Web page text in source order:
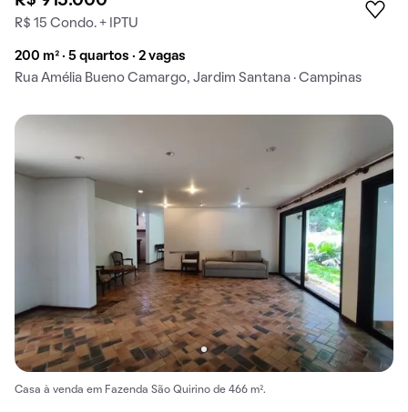
R$ 15 Condo. + IPTU
200 m² · 5 quartos · 2 vagas
Rua Amélia Bueno Camargo, Jardim Santana · Campinas
Casa à venda em Fazenda São Quirino de 466 m².